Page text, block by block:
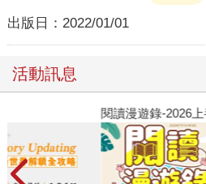
出版日： 2022/01/01
活動訊息
閱讀漫遊錄-2026上半年暢銷榜